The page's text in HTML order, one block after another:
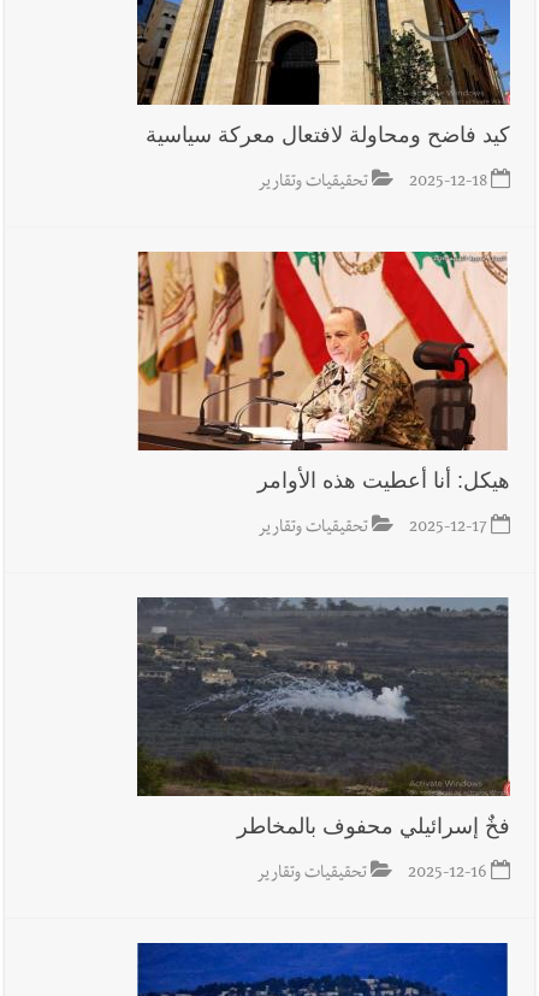
كيد فاضح ومحاولة لافتعال معركة سياسية
2025-12-18 تحقيقيات وتقارير
هيكل: أنا أعطيت هذه الأوامر
2025-12-17 تحقيقيات وتقارير
فخٌ إسرائيلي محفوف بالمخاطر
2025-12-16 تحقيقيات وتقارير